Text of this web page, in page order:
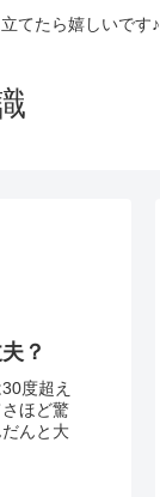
てたら嬉しいです♪
？
度超え
ほど驚
んと大